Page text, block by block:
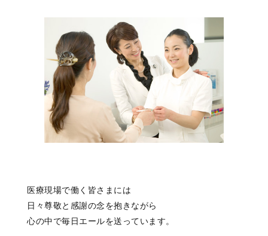
医療現場で働く皆さまには
日々尊敬と感謝の念を抱きながら
心の中で毎日エールを送っています。